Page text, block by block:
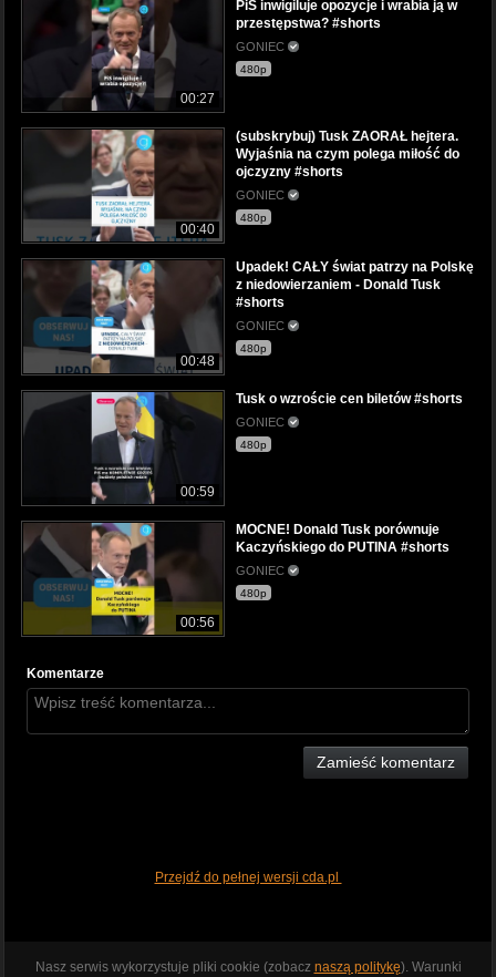
00:27
PiS inwigiluje opozycje i wrabia ją w
przestępstwa? #shorts
GONIEC
480p
00:40
(subskrybuj) Tusk ZAORAŁ hejtera.
Wyjaśnia na czym polega miłość do
ojczyzny #shorts
GONIEC
480p
00:48
Upadek! CAŁY świat patrzy na Polskę
z niedowierzaniem - Donald Tusk
#shorts
GONIEC
480p
00:59
Tusk o wzroście cen biletów #shorts
GONIEC
480p
00:56
MOCNE! Donald Tusk porównuje
Kaczyńskiego do PUTINA #shorts
GONIEC
480p
Komentarze
Zamieść komentarz
Przejdź do pełnej wersji cda.pl
Nasz serwis wykorzystuje pliki cookie (zobacz naszą politykę). Warunki